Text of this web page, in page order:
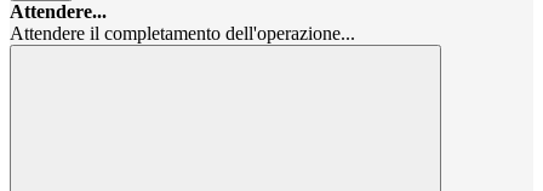
Attendere...
Attendere il completamento dell'operazione...